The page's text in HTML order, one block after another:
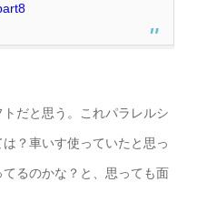
だと思う。これパラレルシ
？車いす使っていたと思っ
るのかな？と、思っても面